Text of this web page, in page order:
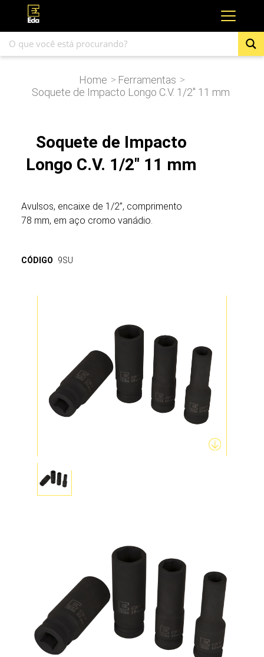
Home > Ferramentas >
Soquete de Impacto Longo C.V. 1/2″ 11 mm
Soquete de Impacto
Longo C.V. 1/2" 11 mm
Avulsos, encaixe de 1/2”, comprimento
78 mm, em aço cromo vanádio.
CÓDIGO 9SU